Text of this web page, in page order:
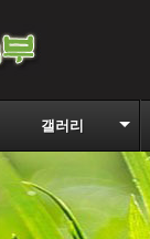
갤러리